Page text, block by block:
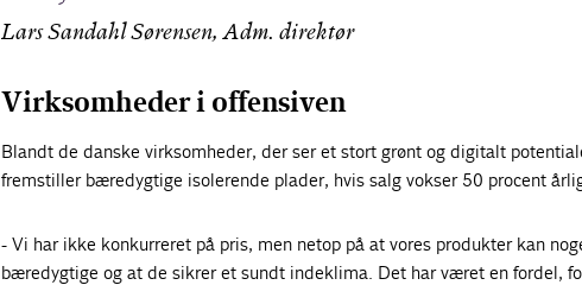
Lars Sandahl Sørensen, Adm. direktør
Virksomheder i offensiven
Blandt de danske virksomheder, der ser et stort grønt og digitalt
fremstiller bæredygtige isolerende plader, hvis salg vokser 50 procent
- Vi har ikke konkurreret på pris, men netop på at vores produkter kan
bæredygtige og at de sikrer et sundt indeklima. Det har været en fordel,